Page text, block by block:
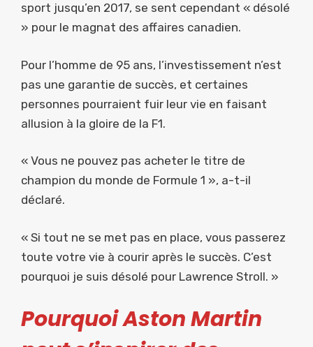
sport jusqu’en 2017, se sent cependant « désolé
» pour le magnat des affaires canadien.
Pour l’homme de 95 ans, l’investissement n’est
pas une garantie de succès, et certaines
personnes pourraient fuir leur vie en faisant
allusion à la gloire de la F1.
« Vous ne pouvez pas acheter le titre de
champion du monde de Formule 1 », a-t-il
déclaré.
« Si tout ne se met pas en place, vous passerez
toute votre vie à courir après le succès. C’est
pourquoi je suis désolé pour Lawrence Stroll. »
Pourquoi Aston Martin